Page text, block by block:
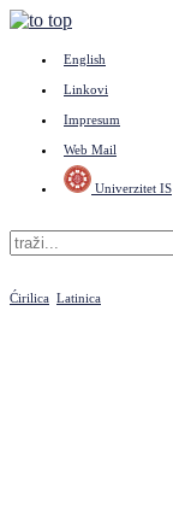
English
Linkovi
Impresum
Web Mail
Univerzitet IS
Ćirilica Latinica